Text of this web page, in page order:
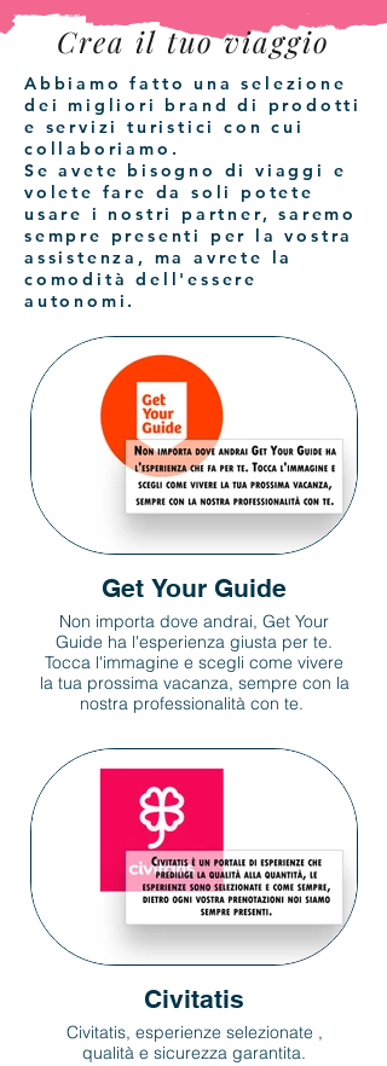
Crea il tuo viaggio
Abbiamo fatto una selezione
dei migliori brand di prodotti
e servizi turistici con cui
collaboriamo.
Se avete bisogno di viaggi e
volete fare da soli potete
usare i nostri partner, saremo
sempre presenti per la vostra
assistenza, ma avrete la
comodità dell'essere
autonomi.
Get Your Guide
Non importa dove andrai, Get Your
Guide ha l'esperienza giusta per te.
Tocca l'immagine e scegli come vivere
la tua prossima vacanza, sempre con la
nostra professionalità con te.
Civitatis
Civitatis, esperienze selezionate ,
qualità e sicurezza garantita.